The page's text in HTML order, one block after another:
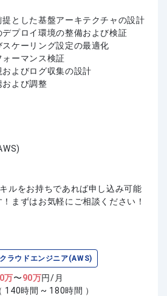
提とした基盤アーキテクチャの設計
デプロイ環境の整備および検証
スケーリング設定の最適化
ォーマンス検証
およびログ収集の設計
および調整
ルをお持ちであれば申し込み可能
まずはお気軽にご相談ください！
クラウドエンジニア(AWS)
万〜90万円/月
140時間 ~ 180時間 ）